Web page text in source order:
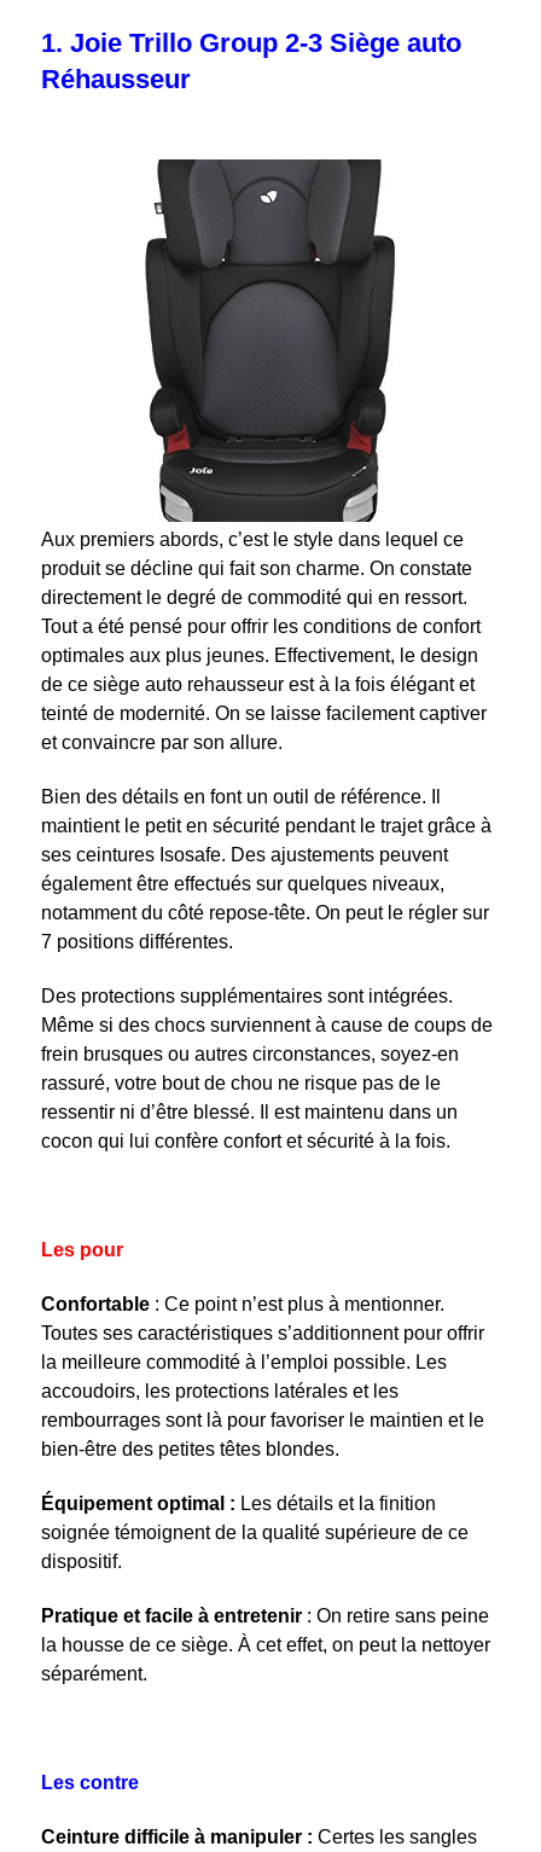
1. Joie Trillo Group 2-3 Siège auto
Réhausseur
Aux premiers abords, c’est le style dans lequel ce
produit se décline qui fait son charme. On constate
directement le degré de commodité qui en ressort.
Tout a été pensé pour offrir les conditions de confort
optimales aux plus jeunes. Effectivement, le design
de ce siège auto rehausseur est à la fois élégant et
teinté de modernité. On se laisse facilement captiver
et convaincre par son allure.
Bien des détails en font un outil de référence. Il
maintient le petit en sécurité pendant le trajet grâce à
ses ceintures Isosafe. Des ajustements peuvent
également être effectués sur quelques niveaux,
notamment du côté repose-tête. On peut le régler sur
7 positions différentes.
Des protections supplémentaires sont intégrées.
Même si des chocs surviennent à cause de coups de
frein brusques ou autres circonstances, soyez-en
rassuré, votre bout de chou ne risque pas de le
ressentir ni d’être blessé. Il est maintenu dans un
cocon qui lui confère confort et sécurité à la fois.
Les pour
Confortable: Ce point n’est plus à mentionner.
Toutes ses caractéristiques s’additionnent pour offrir
la meilleure commodité à l’emploi possible. Les
accoudoirs, les protections latérales et les
rembourrages sont là pour favoriser le maintien et le
bien-être des petites têtes blondes.
Équipement optimal : Les détails et la finition
soignée témoignent de la qualité supérieure de ce
dispositif.
Pratique et facile à entretenir: On retire sans peine
la housse de ce siège. À cet effet, on peut la nettoyer
séparément.
Les contre
Ceinture difficile à manipuler : Certes les sangles